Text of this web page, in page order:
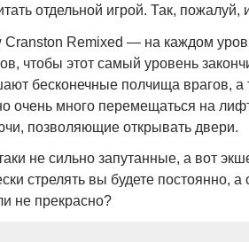
отдельной игрой. Так, пожалуй,
Cranston Remixed — на каждом
чтобы этот самый уровень
бесконечные полчища врагов, а
очень много перемещаться на
позволяющие открывать двери.
не сильно запутанные, а вот
стрелять вы будете постоянно,
не прекрасно?